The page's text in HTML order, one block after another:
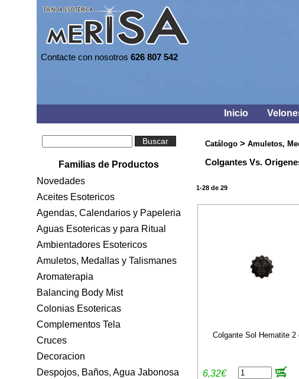
Contacte con nosotros 626 807 542
Inicio
Buscar
Familias de Productos
Novedades
Aceites Esotericos
Agendas, Calendarios y Papeleria
Aguas Esotericas y para Ritual
Ambientadores Esotericos
Amuletos, Medallas y Talismanes
Aromaterapia
Balancing Body Mist
Colonias Esotericas
Complementos Tela
Cruces
Decoracion
Despojos, Baños, Agua Jabonosa
Catálogo > Amuletos,
Colgantes Vs.
1-28 de 29
Colgante Sol Hematite 2
6,32€